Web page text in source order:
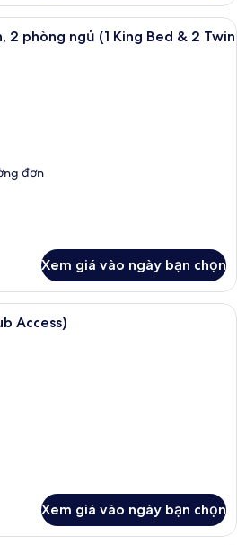
Căn hộ dành cho gia đình, 2 phòng
2 phòng ngủ (1 King Bed & 2 Twin
đơn
Xem giá vào ngày bạn chọn
Phòng, 2 giường đơn (Club Access)
Access)
Xem giá vào ngày bạn chọn